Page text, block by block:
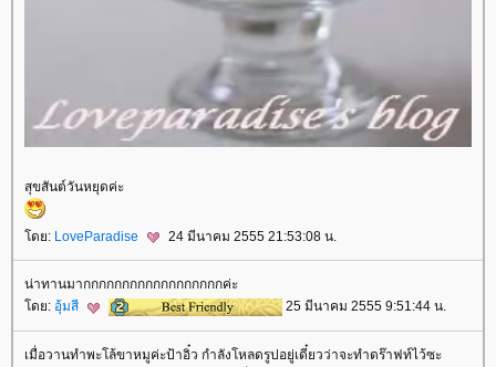
สุขสันต์วันหยุดค่ะ
ดย: LoveParadise 24 มีนาคม 2555 21:53:08 น.
น่าทานมากกกกกกกกกกกกกกกกกกค่ะ
ดย: อุ้มสี 25 มีนาคม 2555 9:51:44 น.
เมื่อวานทำพะโล้ขาหมูค่ะป้าอิ๋ว กำลังโหลดรูปอยู่เดี๋ยวว่าจะทำดร๊าฟท์ไว้ซะ